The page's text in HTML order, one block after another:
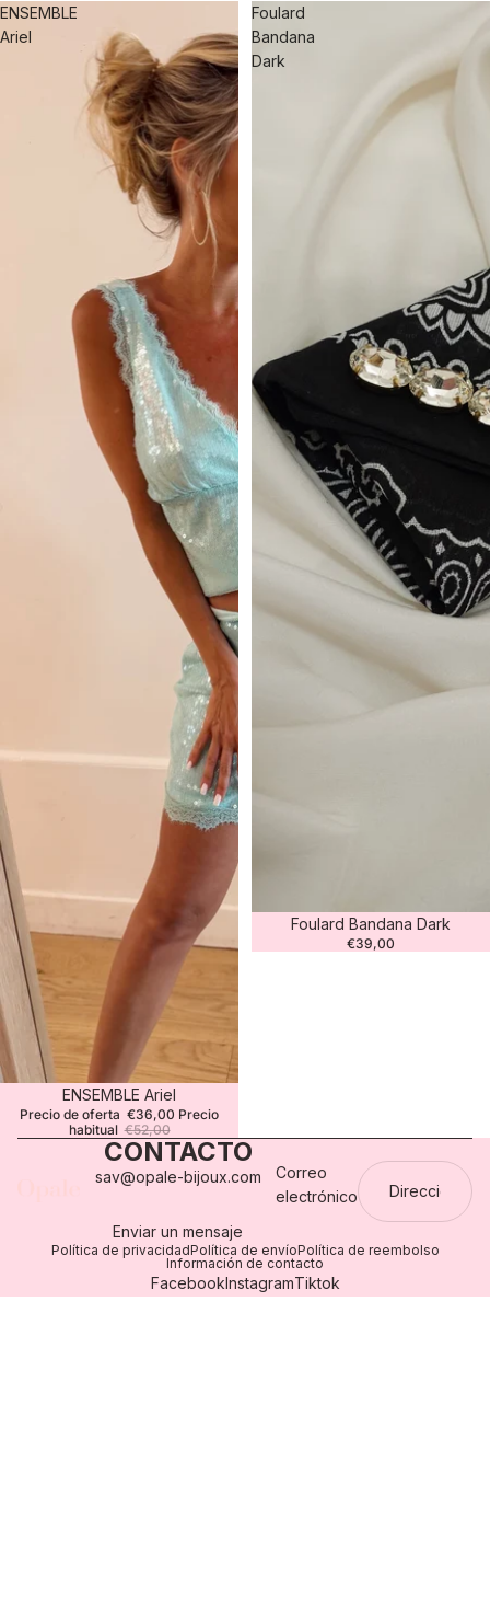
ENSEMBLE
Ariel
ENSEMBLE Ariel
Precio de oferta €36,00 Precio
habitual €52,00
Foulard
Bandana
Dark
Foulard Bandana Dark
€39,00
CONTACTO
sav@opale-bijoux.com
Enviar un mensaje
Correo
electrónico
Política de privacidadPolítica de envíoPolítica de reembolso
Información de contacto
FacebookInstagramTiktok